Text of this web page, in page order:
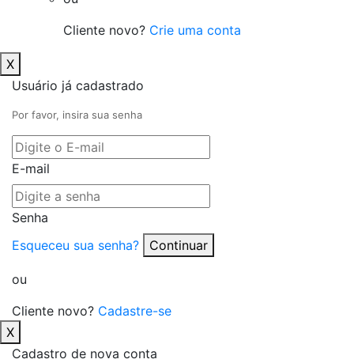
Cliente novo? Crie uma conta
X
Usuário já cadastrado
Por favor, insira sua senha
E-mail
Senha
Esqueceu sua senha?
Continuar
ou
Cliente novo? Cadastre-se
X
Cadastro de nova conta